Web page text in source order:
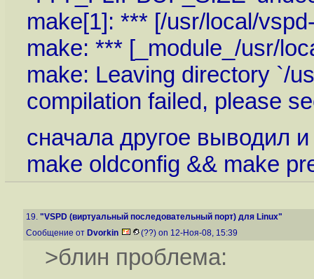
make[1]: *** [/usr/local/
make: *** [_module_/usr/
make: Leaving directory `/
compilation failed, please
сначала другое выводил
make oldconfig && make
19. "VSPD (виртуальный последовательный порт) для Linux"
Сообщение от Dvorkin (??) on 12-Ноя-08, 15:39
>блин проблема: